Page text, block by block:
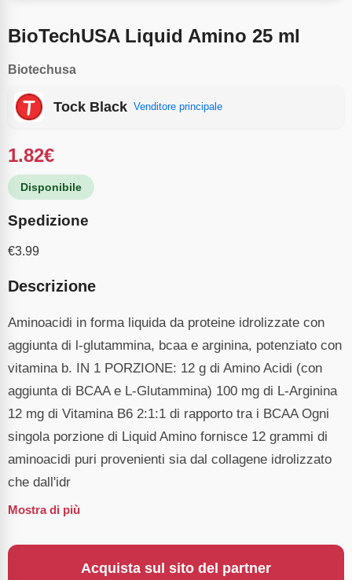
BioTechUSA Liquid Amino 25 ml
Biotechusa
Tock Black Venditore principale
1.82€
Disponibile
Spedizione
€3.99
Descrizione
Aminoacidi in forma liquida da proteine idrolizzate con
aggiunta di l-glutammina, bcaa e arginina, potenziato con
vitamina b. IN 1 PORZIONE: 12 g di Amino Acidi (con
aggiunta di BCAA e L-Glutammina) 100 mg di L-Arginina
12 mg di Vitamina B6 2:1:1 di rapporto tra i BCAA Ogni
singola porzione di Liquid Amino fornisce 12 grammi di
aminoacidi puri provenienti sia dal collagene idrolizzato
che dall'idr
Mostra di più
Acquista sul sito del partner